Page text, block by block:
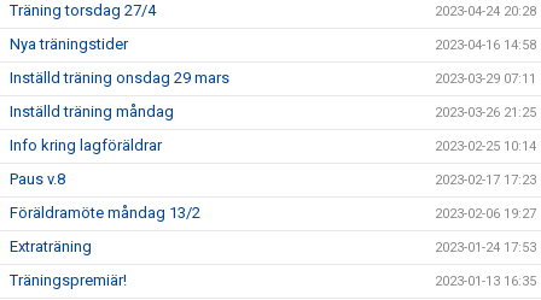
Träning torsdag 27/4 2023-04-24 20:28
Nya träningstider 2023-04-16 14:58
Inställd träning onsdag 29 mars 2023-03-29 07:11
Inställd träning måndag 2023-03-26 21:25
Info kring lagföräldrar 2023-02-25 10:14
Paus v.8 2023-02-17 17:23
Föräldramöte måndag 13/2 2023-02-06 19:27
Extraträning 2023-01-24 17:53
Träningspremiär! 2023-01-13 16:35